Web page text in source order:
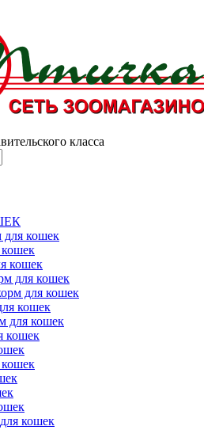
класса
кошек
кошек
для кошек
для кошек
кошек
для кошек
кошек
кошек